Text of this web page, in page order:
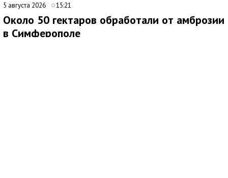
5 августа 2026 15:21
Около 50 гектаров обработали от амброзии
в Симферополе